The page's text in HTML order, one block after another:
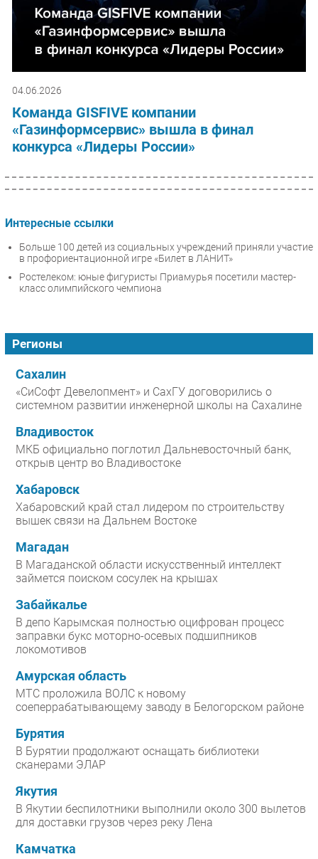
04.06.2026
Команда GISFIVE компании
«Газинформсервис» вышла в финал
конкурса «Лидеры России»
Интересные ссылки
Больше 100 детей из социальных учреждений приняли участие
в профориентационной игре «Билет в ЛАНИТ»
Ростелеком: юные фигуристы Приамурья посетили мастер-
класс олимпийского чемпиона
Регионы
Сахалин
«СиСофт Девелопмент» и СахГУ договорились о
системном развитии инженерной школы на Сахалине
Владивосток
МКБ официально поглотил Дальневосточный банк,
открыв центр во Владивостоке
Хабаровск
Хабаровский край стал лидером по строительству
вышек связи на Дальнем Востоке
Магадан
В Магаданской области искусственный интеллект
займется поиском сосулек на крышах
Забайкалье
В депо Карымская полностью оцифрован процесс
заправки букс моторно-осевых подшипников
локомотивов
Амурская область
МТС проложила ВОЛС к новому
соеперрабатывающему заводу в Белогорском районе
Бурятия
В Бурятии продолжают оснащать библиотеки
сканерами ЭЛАР
Якутия
В Якутии беспилотники выполнили около 300 вылетов
для доставки грузов через реку Лена
Камчатка